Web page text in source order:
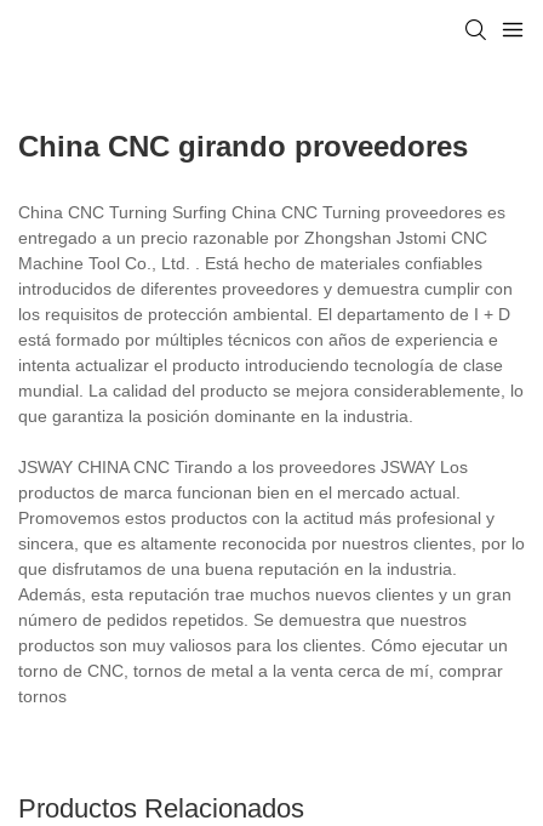
China CNC girando proveedores
China CNC Turning Surfing China CNC Turning proveedores es
entregado a un precio razonable por Zhongshan Jstomi CNC
Machine Tool Co., Ltd. . Está hecho de materiales confiables
introducidos de diferentes proveedores y demuestra cumplir con
los requisitos de protección ambiental. El departamento de I + D
está formado por múltiples técnicos con años de experiencia e
intenta actualizar el producto introduciendo tecnología de clase
mundial. La calidad del producto se mejora considerablemente, lo
que garantiza la posición dominante en la industria.
JSWAY CHINA CNC Tirando a los proveedores JSWAY Los
productos de marca funcionan bien en el mercado actual.
Promovemos estos productos con la actitud más profesional y
sincera, que es altamente reconocida por nuestros clientes, por lo
que disfrutamos de una buena reputación en la industria.
Además, esta reputación trae muchos nuevos clientes y un gran
número de pedidos repetidos. Se demuestra que nuestros
productos son muy valiosos para los clientes. Cómo ejecutar un
torno de CNC, tornos de metal a la venta cerca de mí, comprar
tornos
Productos Relacionados